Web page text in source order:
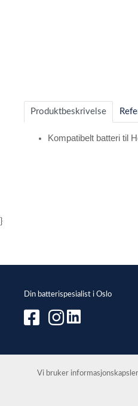
of
Produktbeskrivelse
Kompatibelt batteri til
}
Din batterispesialist i Oslo
Vi bruker